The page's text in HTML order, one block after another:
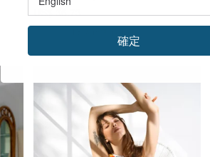
US$ 36.73
確定